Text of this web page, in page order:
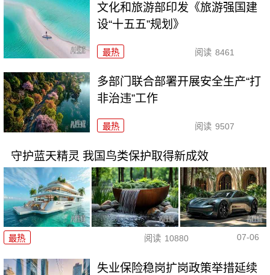
文化和旅游部印发《旅游强国建
设“十五五”规划》
最热 阅读 8461
多部门联合部署开展安全生产“打
非治违”工作
最热 阅读 9507
守护蓝天精灵 我国鸟类保护取得新成效
最热 阅读 10880 07-06
失业保险稳岗扩岗政策举措延续